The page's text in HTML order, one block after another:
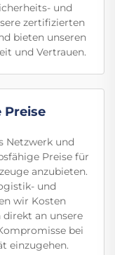
und
zertifizierten
bieten unseren
und Vertrauen.
Netzwerk und
Preise für
anzubieten.
und
wir Kosten
an unsere
bei
einzugehen.